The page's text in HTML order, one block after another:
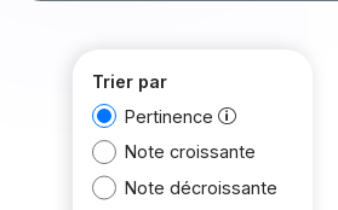
Trier par
Pertinence
Note croissante
Note décroissante